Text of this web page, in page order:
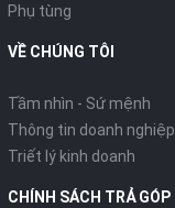
Phụ tùng
VỀ CHÚNG TÔI
Tầm nhìn - Sứ mệnh
Thông tin doanh nghiệp
Triết lý kinh doanh
CHÍNH SÁCH TRẢ GÓP